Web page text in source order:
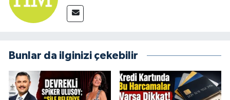
Bunlar da ilginizi çekebilir